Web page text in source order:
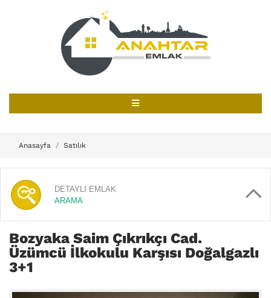
Anasayfa Satılık
DETAYLI EMLAK
ARAMA
Bozyaka Saim Çıkrıkçı Cad.
Üzümcü İlkokulu Karşısı Doğalgazlı
3+1